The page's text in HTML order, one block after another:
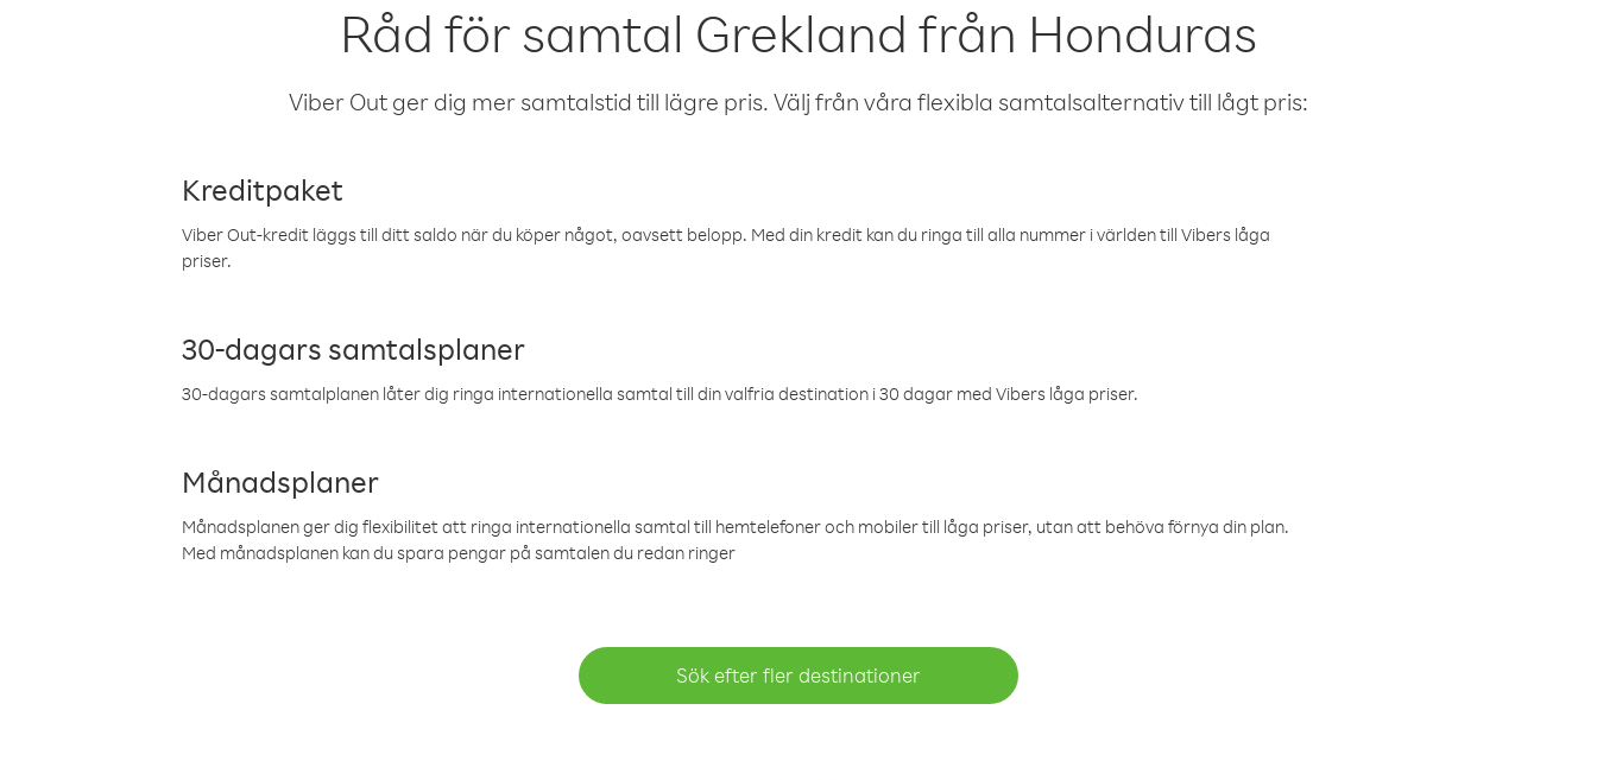
Råd för samtal Grekland från Honduras
Viber Out ger dig mer samtalstid till lägre pris. Välj från våra flexibla samtalsalternativ till lågt pris:
Kreditpaket
Viber Out-kredit läggs till ditt saldo när du köper något, oavsett belopp. Med din kredit kan du ringa till alla nummer i världen till Vibers låga
priser.
30-dagars samtalsplaner
30-dagars samtalplanen låter dig ringa internationella samtal till din valfria destination i 30 dagar med Vibers låga priser.
Månadsplaner
Månadsplanen ger dig flexibilitet att ringa internationella samtal till hemtelefoner och mobiler till låga priser, utan att behöva förnya din plan.
Med månadsplanen kan du spara pengar på samtalen du redan ringer
Sök efter fler destinationer